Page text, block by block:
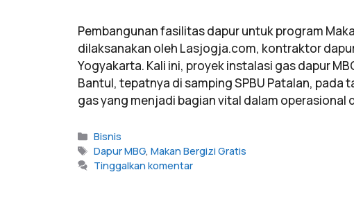
Pembangunan fasilitas dapur untuk program
dilaksanakan oleh Lasjogja.com, kontraktor
Yogyakarta. Kali ini, proyek instalasi gas dapur
Bantul, tepatnya di samping SPBU Patalan, pada
gas yang menjadi bagian vital dalam operasional
Bisnis
Dapur MBG,Makan Bergizi Gratis
Tinggalkan komentar